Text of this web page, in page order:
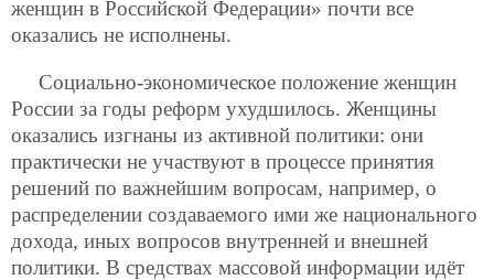
женщин в Российской Федерации» почти все
оказались не исполнены.
Социально-экономическое положение женщин
России за годы реформ ухудшилось. Женщины
оказались изгнаны из активной политики: они
практически не участвуют в процессе принятия
решений по важнейшим вопросам, например, о
распределении создаваемого ими же национального
дохода, иных вопросов внутренней и внешней
политики. В средствах массовой информации идёт